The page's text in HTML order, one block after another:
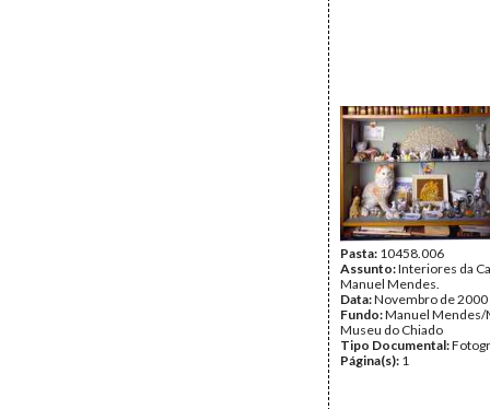
Pasta: 10458.006
Assunto:Interiores da
Manuel Mendes.
Data:Novembro de 2000
Fundo:Manuel Mendes/
Museu do Chiado
Tipo Documental:
Página(s): 1